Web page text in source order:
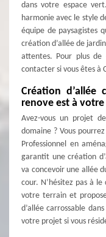
dans votre espace
harmonie avec le style
équipe de paysagistes
création d’allée de
attentes. Pour plus de
contacter si vous êtes à
Création d’allée
renove est à votre
Avez-vous un projet
domaine ? Vous
Professionnel en
garantit une création
va concevoir une allée
cour. N’hésitez pas à
votre terrain et
d’allée carrossable
votre projet si vous